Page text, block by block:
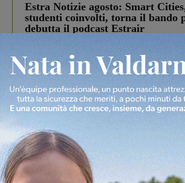
Estra Notizie agosto: Smart
studenti coinvolti, torna il bando
debutta il podcast Estrair
Più lette
Figline Incisa Valdarno 1 Agosto 2026
Piscina di Figline finanziata oltre
Pnrr, il gruppo di Fratelli
ringraziamento al Governo”